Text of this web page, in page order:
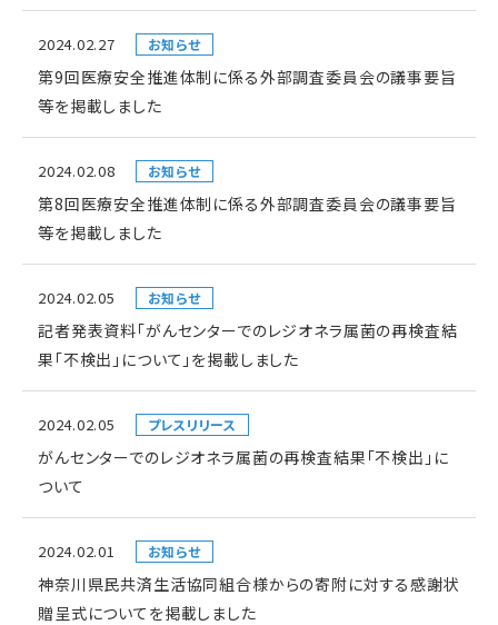
2024.02.27 お知らせ
第9回医療安全推進体制に係る外部調査委員会の議事要旨
等を掲載しました
2024.02.08 お知らせ
第8回医療安全推進体制に係る外部調査委員会の議事要旨
等を掲載しました
2024.02.05 お知らせ
記者発表資料「がんセンターでのレジオネラ属菌の再検査結
果「不検出」について」を掲載しました
2024.02.05 プレスリリース
がんセンターでのレジオネラ属菌の再検査結果「不検出」に
ついて
2024.02.01 お知らせ
神奈川県民共済生活協同組合様からの寄附に対する感謝状
贈呈式についてを掲載しました